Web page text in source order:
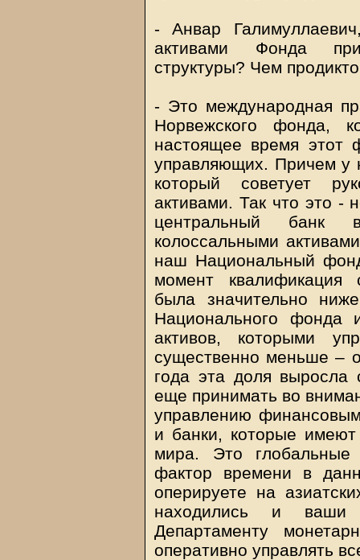
- Анвар
активами Фонда
структуры? Чем
- Это международная
Норвежского фонда,
настоящее время этот
управляющих. Причем у
который советует
активами. Так что это -
центральный банк
колоссальными
наш Национальный
момент квалификация
была значительно
Национального
активов, которыми
существенно меньше –
года эта доля
еще принимать во
управлению
и банки, которые
мира. Это
фактор времени в
оперируете на
находились и
Департаменту
оперативно управлять